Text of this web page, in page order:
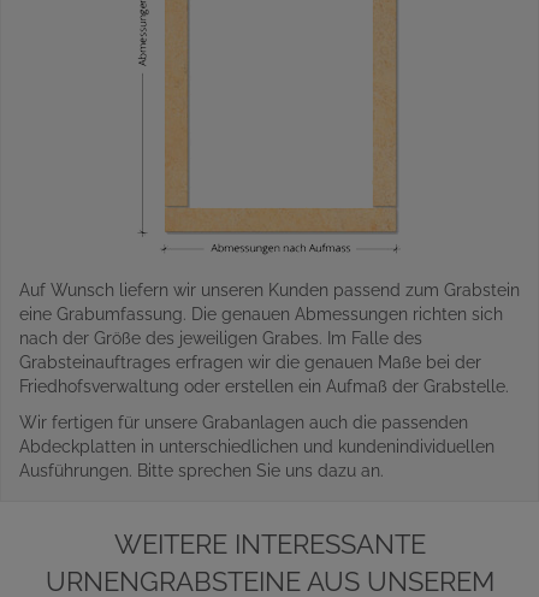
Auf Wunsch liefern wir unseren Kunden passend zum Grabstein
eine Grabumfassung. Die genauen Abmessungen richten sich
nach der Größe des jeweiligen Grabes. Im Falle des
Grabsteinauftrages erfragen wir die genauen Maße bei der
Friedhofsverwaltung oder erstellen ein Aufmaß der Grabstelle.
Wir fertigen für unsere Grabanlagen auch die passenden
Abdeckplatten in unterschiedlichen und kundenindividuellen
Ausführungen. Bitte sprechen Sie uns dazu an.
WEITERE INTERESSANTE
URNENGRABSTEINE AUS UNSEREM